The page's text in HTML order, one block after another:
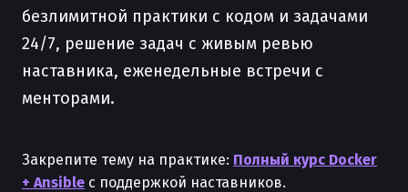
безлимитной практики с кодом и задачами
24/7, решение задач с живым ревью
наставника, еженедельные встречи с
менторами.
Закрепите тему на практике: Полный курс Docker
+ Ansible с поддержкой наставников.